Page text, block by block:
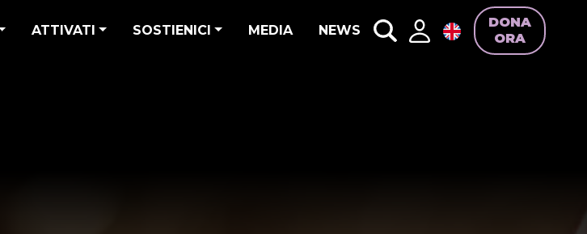
ATTIVATI SOSTIENICI MEDIA NEWS
DONA
ORA